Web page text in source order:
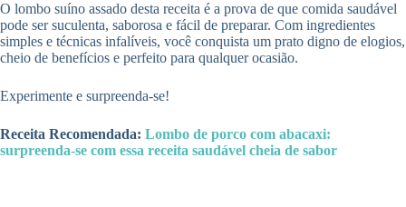
O lombo suíno assado desta receita é a prova de que comida saudável
pode ser suculenta, saborosa e fácil de preparar. Com ingredientes
simples e técnicas infalíveis, você conquista um prato digno de elogios,
cheio de benefícios e perfeito para qualquer ocasião.
Experimente e surpreenda-se!
Receita Recomendada: Lombo de porco com abacaxi:
surpreenda-se com essa receita saudável cheia de sabor